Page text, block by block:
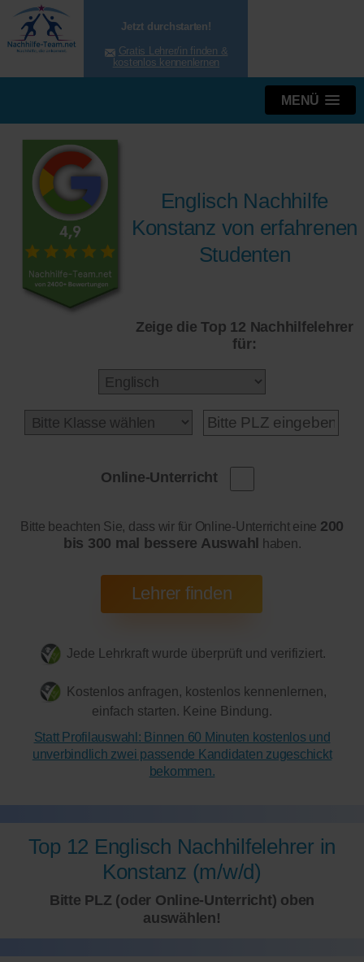
Jetzt durchstarten!
Gratis Lehrer/in finden &
kostenlos kennenlernen
MENÜ
Englisch Nachhilfe
Konstanz von erfahrenen
Studenten
Zeige die Top 12 Nachhilfelehrer
für:
Online-Unterricht
Bitte beachten Sie, dass wir für Online-Unterricht eine 200
bis 300 mal bessere Auswahl haben.
Jede Lehrkraft wurde überprüft und verifiziert.
Kostenlos anfragen, kostenlos kennenlernen,
einfach starten. Keine Bindung.
Statt Profilauswahl: Binnen 60 Minuten kostenlos und
unverbindlich zwei passende Kandidaten zugeschickt
bekommen.
Top 12 Englisch Nachhilfelehrer in
Konstanz (m/w/d)
Bitte PLZ (oder Online-Unterricht) oben
auswählen!